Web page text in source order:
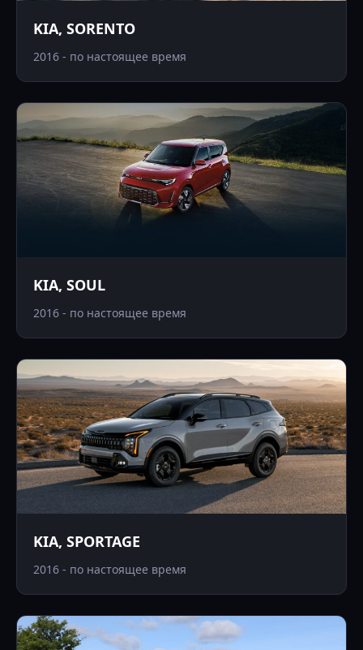
KIA, SORENTO
2016 - по настоящее время
KIA, SOUL
2016 - по настоящее время
KIA, SPORTAGE
2016 - по настоящее время